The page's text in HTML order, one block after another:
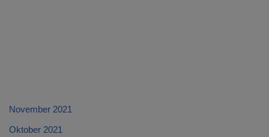
November 2021
Oktober 2021